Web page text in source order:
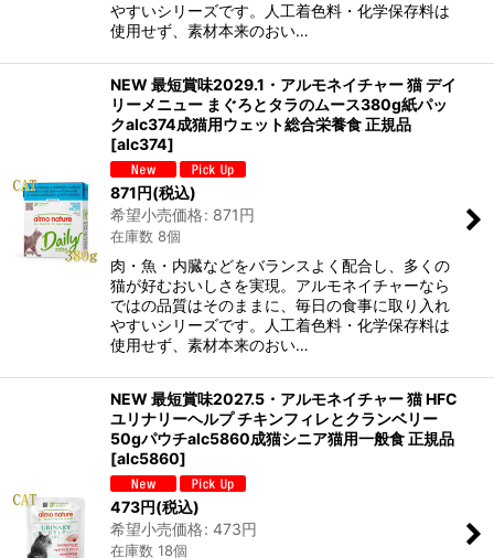
やすいシリーズです。人工着色料・化学保存料は
使用せず、素材本来のおい…
NEW 最短賞味2029.1・アルモネイチャー 猫 デイ
リーメニュー まぐろとタラのムース380g紙パッ
クalc374成猫用ウェット総合栄養食 正規品
[alc374]
871円(税込)
希望小売価格: 871円
在庫数 8個
肉・魚・内臓などをバランスよく配合し、多くの
猫が好むおいしさを実現。アルモネイチャーなら
ではの品質はそのままに、毎日の食事に取り入れ
やすいシリーズです。人工着色料・化学保存料は
使用せず、素材本来のおい…
NEW 最短賞味2027.5・アルモネイチャー 猫 HFC
ユリナリーヘルプ チキンフィレとクランベリー
50gパウチalc5860成猫シニア猫用一般食 正規品
[alc5860]
473円(税込)
希望小売価格: 473円
在庫数 18個